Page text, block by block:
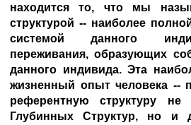
находится то, что мы
структурой -- наиболее
системой данного
переживания, образующих
данного индивида. Эта
жизненный опыт человека --
референтную структуру не
Глубинных Структур, но и